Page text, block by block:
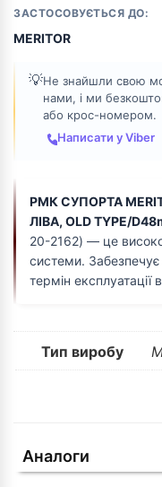
ЗАСТОСОВУЄТЬСЯ ДО:
MERITOR
💡Не знайшли свою
нами, і ми
або крос-номером.
Написати у Viber
РМК СУПОРТА
ЛІВА, OLD TYPE/
20-2162) — це
системи.
термін
Тип виробу
Аналоги